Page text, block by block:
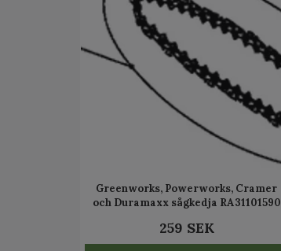
Greenworks, Powerworks, Cramer
och Duramaxx sågkedja RA31101590
259 SEK